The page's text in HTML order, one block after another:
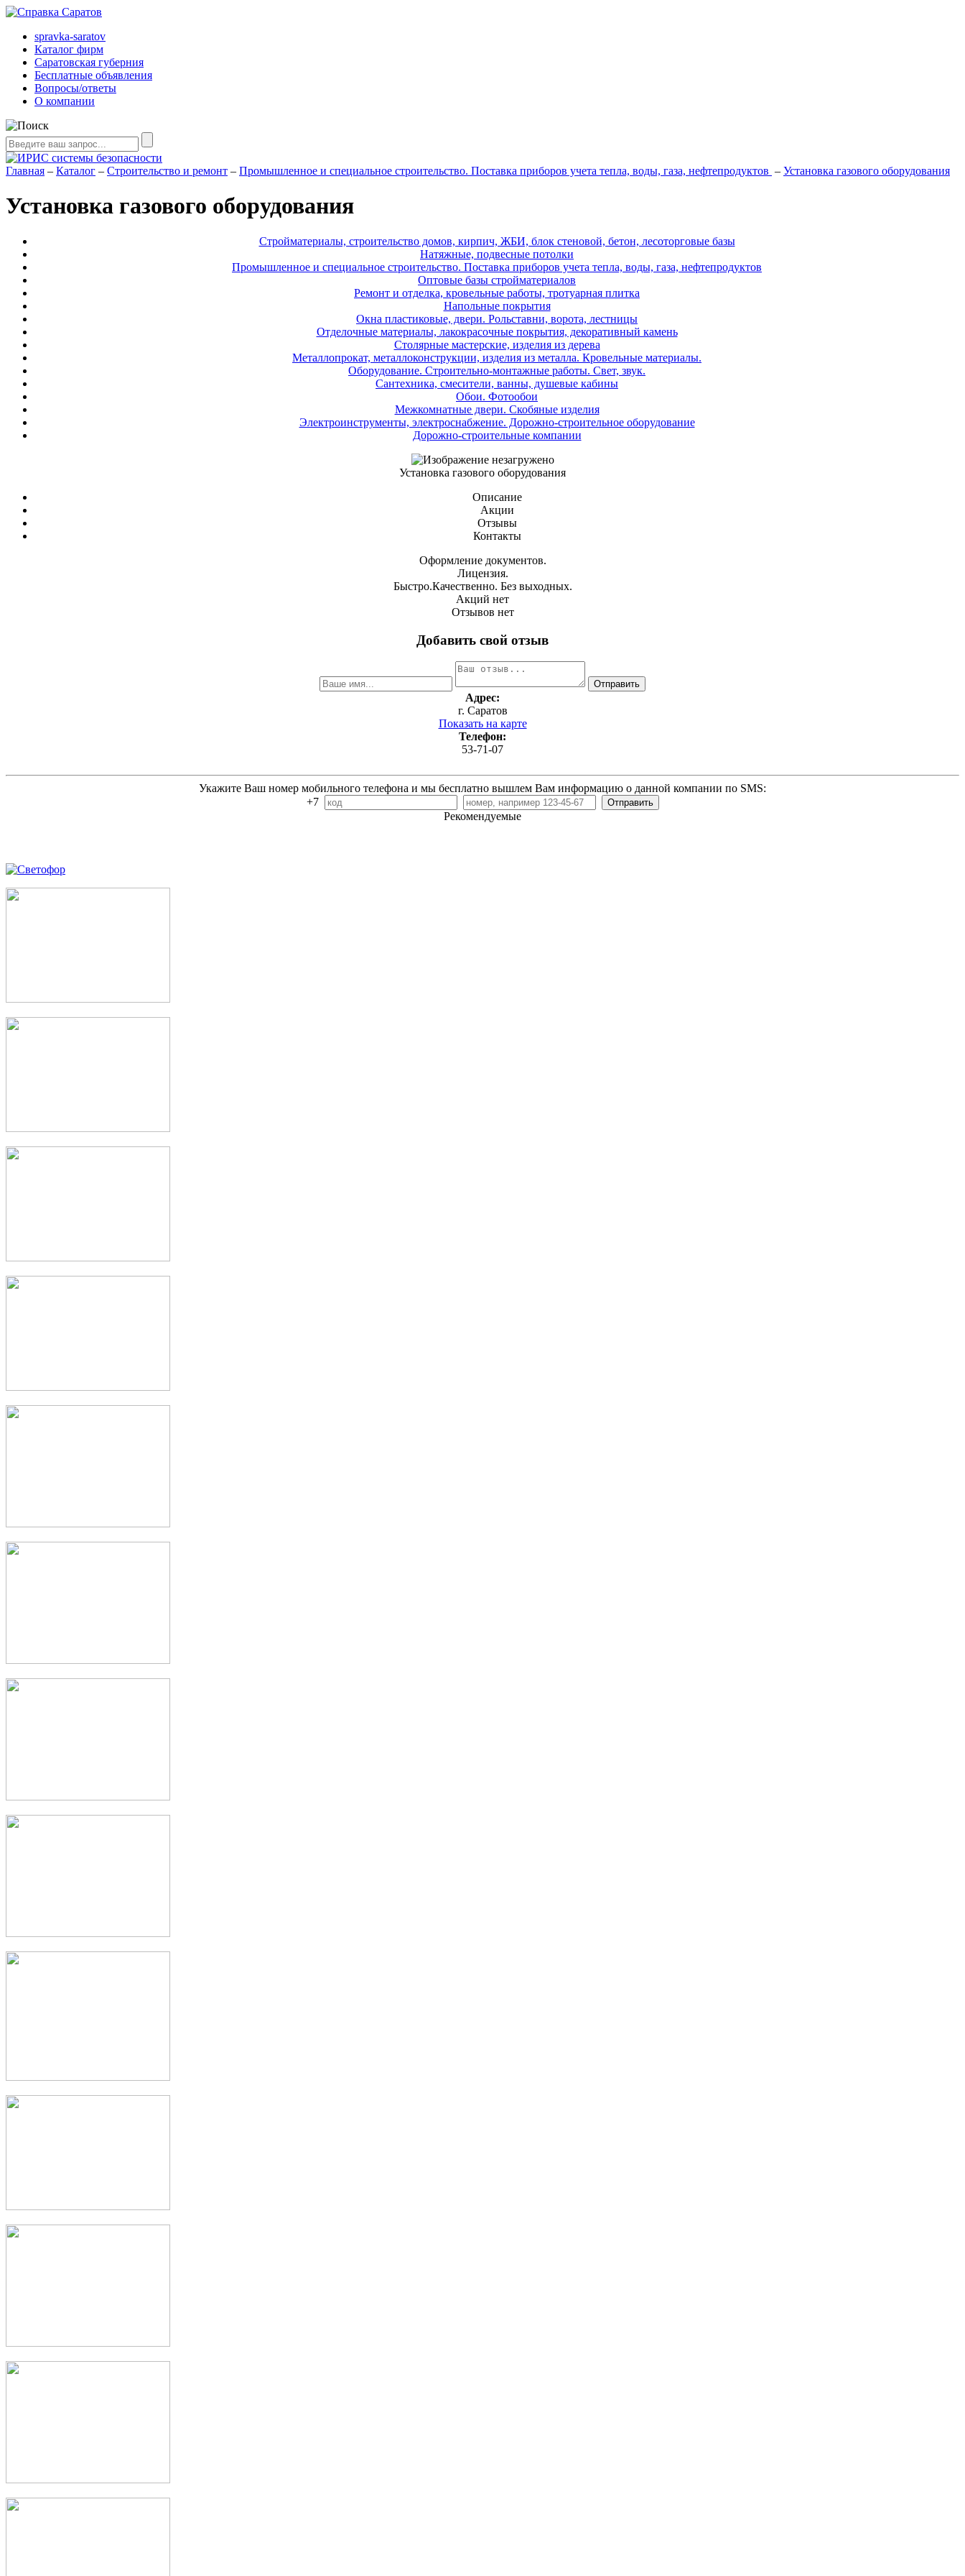
spravka-saratov
Каталог фирм
Саратовская губерния
Бесплатные объявления
Вопросы/ответы
О компании
Главная – Каталог – Строительство и ремонт – Промышленное и специальное строительство. Поставка приборов учета тепла, воды, газа, нефтепродуктов – Установка газового оборудования
Установка газового оборудования
Стройматериалы, строительство домов, кирпич, ЖБИ, блок стеновой, бетон, лесоторговые базы
Натяжные, подвесные потолки
Промышленное и специальное строительство. Поставка приборов учета тепла, воды, газа, нефтепродуктов
Оптовые базы стройматериалов
Ремонт и отделка, кровельные работы, тротуарная плитка
Напольные покрытия
Окна пластиковые, двери. Рольставни, ворота, лестницы
Отделочные материалы, лакокрасочные покрытия, декоративный камень
Столярные мастерские, изделия из дерева
Металлопрокат, металлоконструкции, изделия из металла. Кровельные материалы.
Оборудование. Строительно-монтажные работы. Свет, звук.
Сантехника, смесители, ванны, душевые кабины
Обои. Фотообои
Межкомнатные двери. Скобяные изделия
Электроинструменты, электроснабжение. Дорожно-строительное оборудование
Дорожно-строительные компании
Установка газового оборудования
Описание
Акции
Отзывы
Контакты
Оформление документов.
Лицензия.
Быстро.Качественно. Без выходных.
Акций нет
Отзывов нет
Добавить свой отзыв
Адрес:
г. Саратов
Показать на карте
Телефон:
53-71-07
Укажите Ваш номер мобильного телефона и мы бесплатно вышлем Вам информацию о данной компании по SMS:
+7
Рекомендуемые